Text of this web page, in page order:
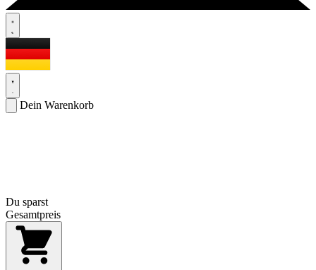
Dein Warenkorb
Du sparst
Gesamtpreis